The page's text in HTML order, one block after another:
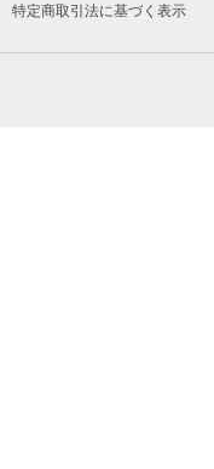
特定商取引法に基づく表示